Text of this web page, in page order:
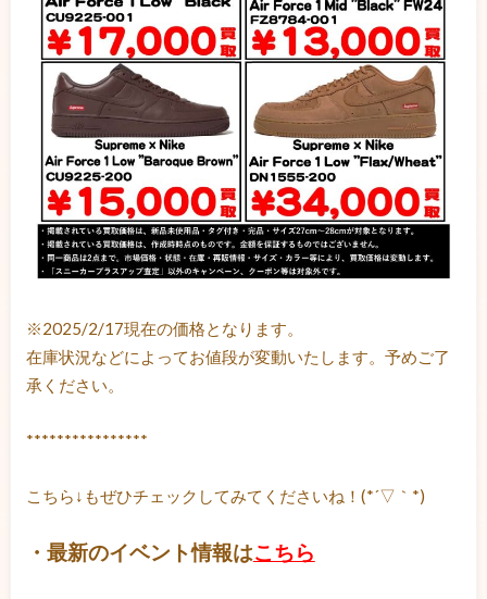
※2025/2/17現在の価格となります。
在庫状況などによってお値段が変動いたします。予めご了
承ください。
****************
こちら↓もぜひチェックしてみてくださいね！(*´▽｀*)
・最新のイベント情報はこちら